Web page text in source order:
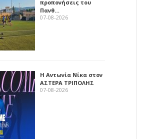
προπονήσεις του
Πανθ…
07-08-2026
Η Αντωνία Νίκα στον
ΑΣΤΕΡΑ ΤΡΙΠΟΛΗΣ
07-08-2026